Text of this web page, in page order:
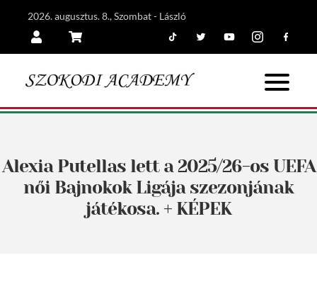
2026. augusztus. 8., Szombat - László
Alexia Putellas lett a 2025/26-os UEFA
női Bajnokok Ligája szezonjának
játékosa. + KÉPEK